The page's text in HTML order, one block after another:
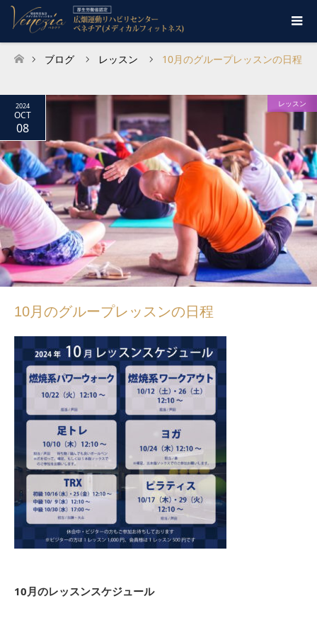
ホーム
ブログ レッスン 10月のグループレッスンの日程
2024
OCT
08
レッスン
10月のグループレッスンの日程
10月のレッスンスケジュール